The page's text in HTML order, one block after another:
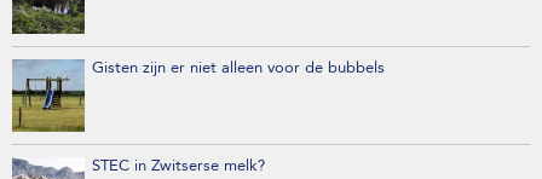
Gisten zijn er niet alleen voor de bubbels
STEC in Zwitserse melk?